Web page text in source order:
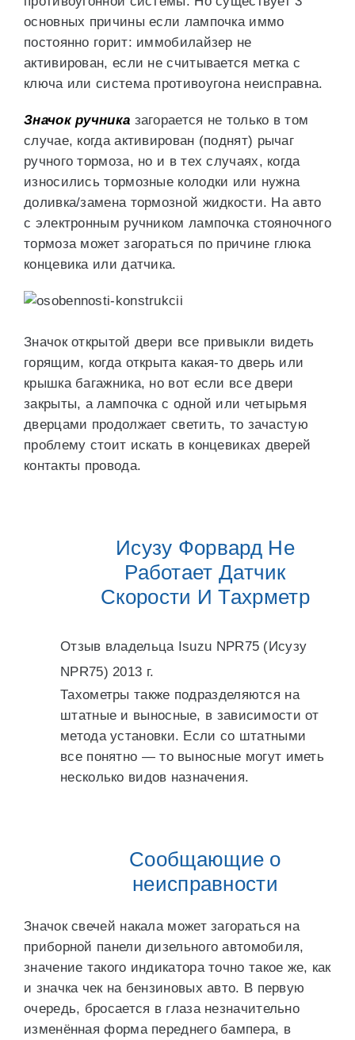
основных причины если лампочка иммо
постоянно горит: иммобилайзер не
активирован, если не считывается метка с
ключа или система противоугона неисправна.
Значок ручника загорается не только в том
случае, когда активирован (поднят) рычаг
ручного тормоза, но и в тех случаях, когда
износились тормозные колодки или нужна
доливка/замена тормозной жидкости. На авто
с электронным ручником лампочка стояночного
тормоза может загораться по причине глюка
концевика или датчика.
Значок открытой двери все привыкли видеть
горящим, когда открыта какая-то дверь или
крышка багажника, но вот если все двери
закрыты, а лампочка с одной или четырьмя
дверцами продолжает светить, то зачастую
проблему стоит искать в концевиках дверей
контакты провода.
Исузу Форвард Не
Работает Датчик
Скорости И Тахрметр
Отзыв владельца Isuzu NPR75 (Исузу
NPR75) 2013 г.
Тахометры также подразделяются на
штатные и выносные, в зависимости от
метода установки. Если со штатными
все понятно — то выносные могут иметь
несколько видов назначения.
Сообщающие о
неисправности
Значок свечей накала может загораться на
приборной панели дизельного автомобиля,
значение такого индикатора точно такое же, как
и значка чек на бензиновых авто. В первую
очередь, бросается в глаза незначительно
изменённая форма переднего бампера, в